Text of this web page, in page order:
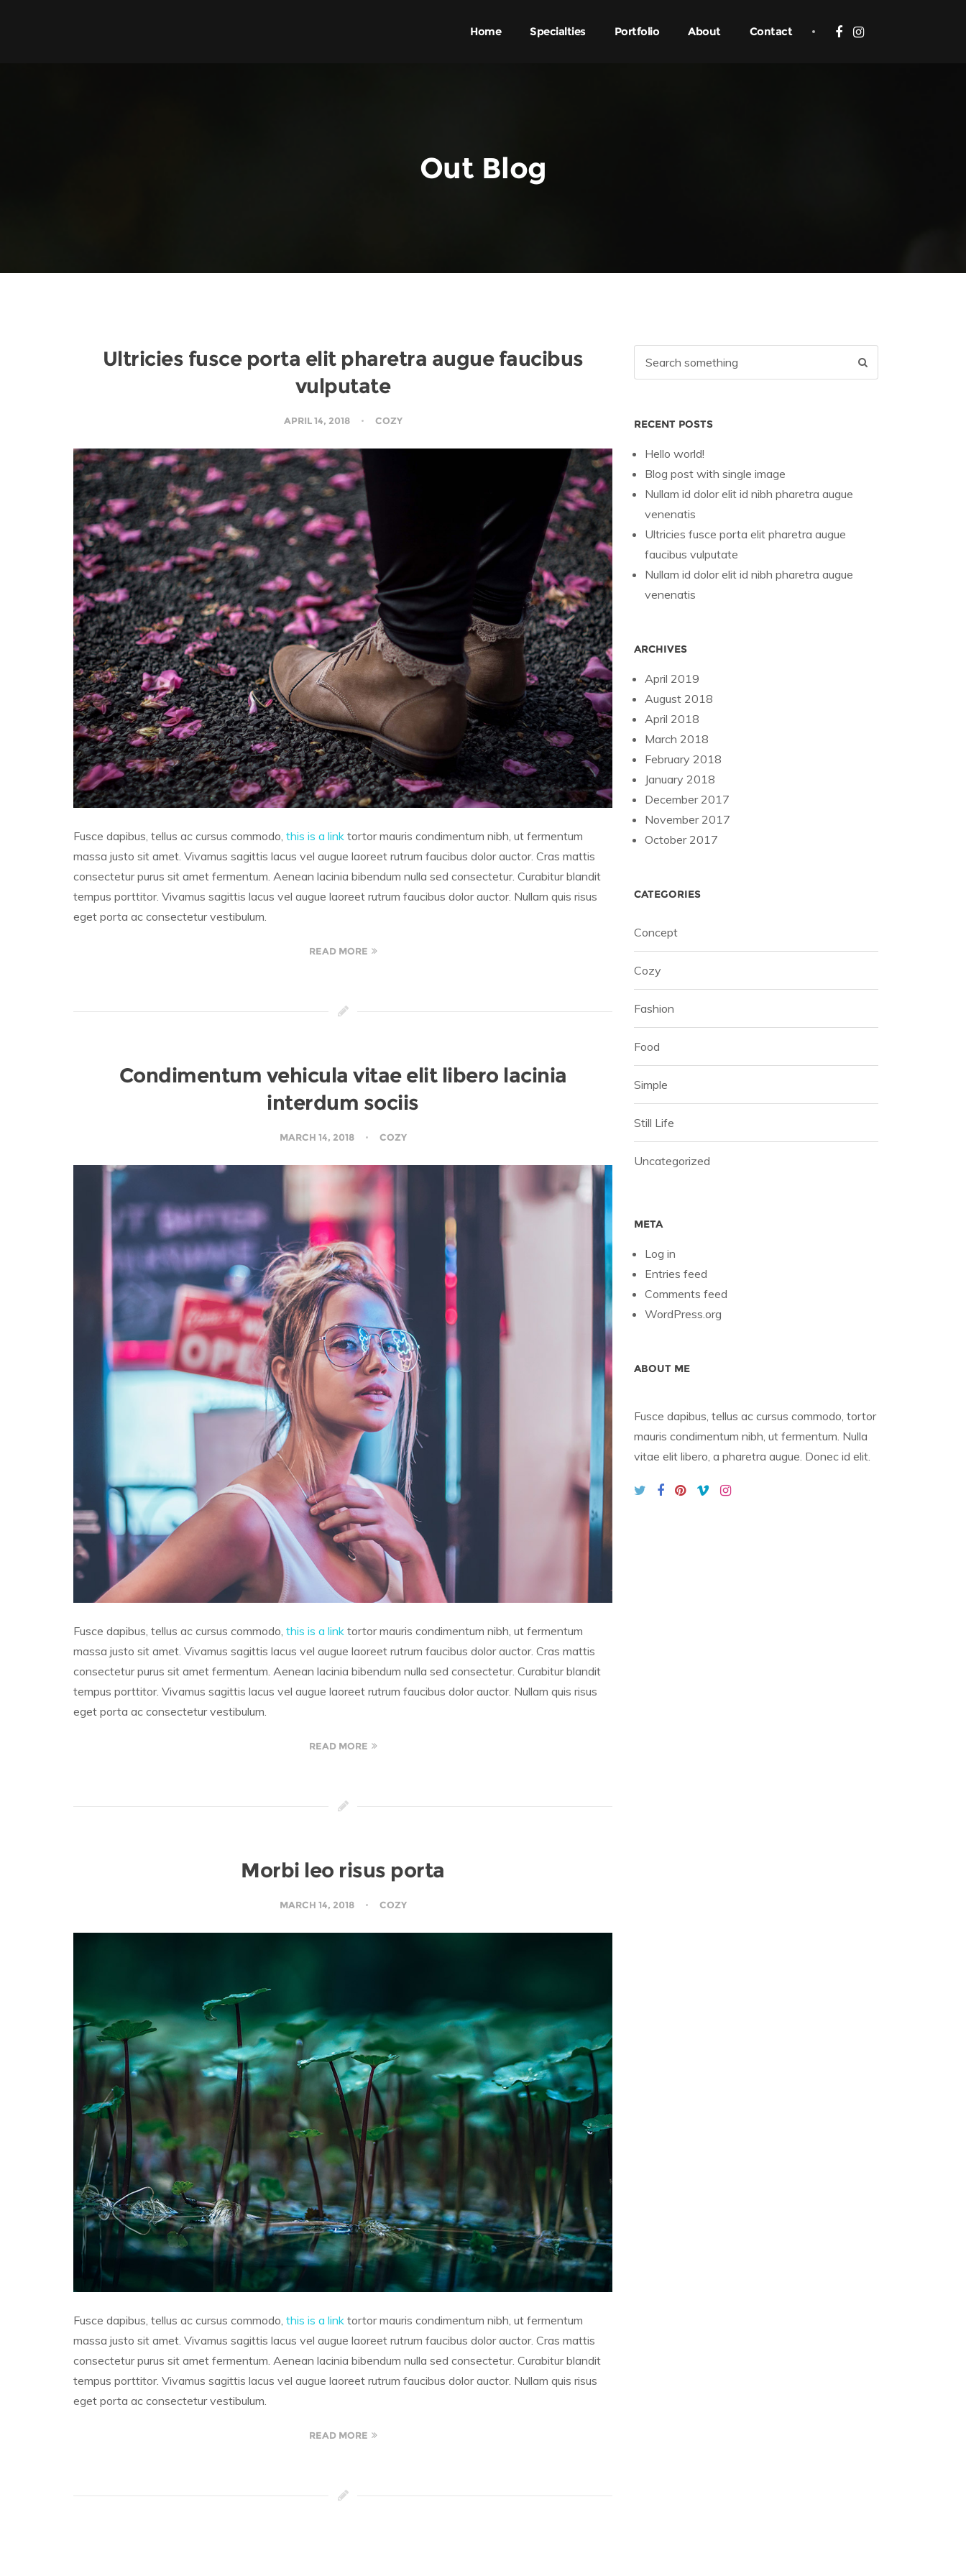
Home Specialties Portfolio About Contact
Out Blog
Ultricies fusce porta elit pharetra augue faucibus
vulputate
APRIL 14, 2018 COZY
Fusce dapibus, tellus ac cursus commodo, this is a link tortor mauris condimentum nibh, ut fermentum
massa justo sit amet. Vivamus sagittis lacus vel augue laoreet rutrum faucibus dolor auctor. Cras mattis
consectetur purus sit amet fermentum. Aenean lacinia bibendum nulla sed consectetur. Curabitur blandit
tempus porttitor. Vivamus sagittis lacus vel augue laoreet rutrum faucibus dolor auctor. Nullam quis risus
eget porta ac consectetur vestibulum.
READ MORE
Condimentum vehicula vitae elit libero lacinia
interdum sociis
MARCH 14, 2018 COZY
Fusce dapibus, tellus ac cursus commodo, this is a link tortor mauris condimentum nibh, ut fermentum
massa justo sit amet. Vivamus sagittis lacus vel augue laoreet rutrum faucibus dolor auctor. Cras mattis
consectetur purus sit amet fermentum. Aenean lacinia bibendum nulla sed consectetur. Curabitur blandit
tempus porttitor. Vivamus sagittis lacus vel augue laoreet rutrum faucibus dolor auctor. Nullam quis risus
eget porta ac consectetur vestibulum.
READ MORE
Morbi leo risus porta
MARCH 14, 2018 COZY
Fusce dapibus, tellus ac cursus commodo, this is a link tortor mauris condimentum nibh, ut fermentum
massa justo sit amet. Vivamus sagittis lacus vel augue laoreet rutrum faucibus dolor auctor. Cras mattis
consectetur purus sit amet fermentum. Aenean lacinia bibendum nulla sed consectetur. Curabitur blandit
tempus porttitor. Vivamus sagittis lacus vel augue laoreet rutrum faucibus dolor auctor. Nullam quis risus
eget porta ac consectetur vestibulum.
READ MORE
RECENT POSTS
Hello world!
Blog post with single image
Nullam id dolor elit id nibh pharetra augue
venenatis
Ultricies fusce porta elit pharetra augue
faucibus vulputate
Nullam id dolor elit id nibh pharetra augue
venenatis
ARCHIVES
April 2019
August 2018
April 2018
March 2018
February 2018
January 2018
December 2017
November 2017
October 2017
CATEGORIES
Concept
Cozy
Fashion
Food
Simple
Still Life
Uncategorized
META
Log in
Entries feed
Comments feed
WordPress.org
ABOUT ME
Fusce dapibus, tellus ac cursus commodo, tortor
mauris condimentum nibh, ut fermentum. Nulla
vitae elit libero, a pharetra augue. Donec id elit.